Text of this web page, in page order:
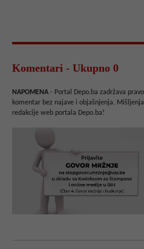
Komentari - Ukupno 0
NAPOMENA - Portal Depo.ba zadržava
komentar bez najave i objašnjenja.
redakcije web portala Depo.ba!